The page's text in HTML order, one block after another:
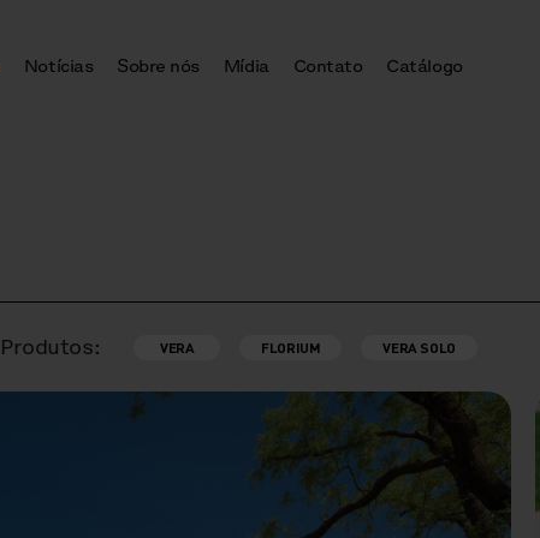
Notícias Sobre nós Mídia Contato Catálogo
Produtos: VERA FLORIUM VERA SOLO